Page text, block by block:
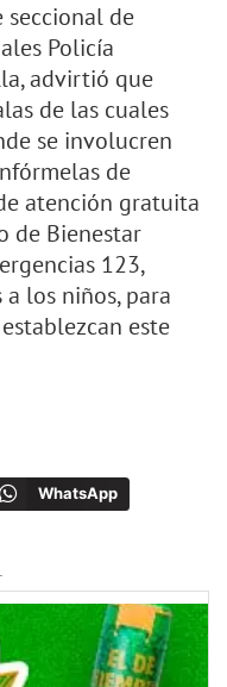
seccional de
Policía
advirtió que
de las cuales
se involucren
de
atención gratuita
de Bienestar
123,
los niños, para
este
WhatsApp